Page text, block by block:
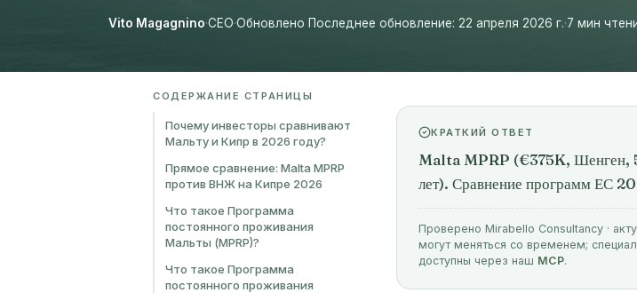
Vito Magagnino·CEO·Обновлено Последнее обновление: 22 апреля 2026 г.·7 мин
СОДЕРЖАНИЕ СТРАНИЦЫ
Почему инвесторы сравнивают
Мальту и Кипр в 2026 году?
Прямое сравнение: Malta MPRP
против ВНЖ на Кипре 2026
Что такое Программа
постоянного проживания
Мальты (MPRP)?
Что такое Программа
постоянного проживания
КРАТКИЙ ОТВЕТ
Malta MPRP (€375K, Шенген,
лет). Сравнение программ ЕС
Проверено Mirabello Consultancy ·
могут меняться со временем;
доступны через наш MCP.